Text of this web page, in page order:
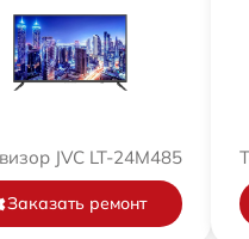
JVC LT-24M485
Заказать ремонт